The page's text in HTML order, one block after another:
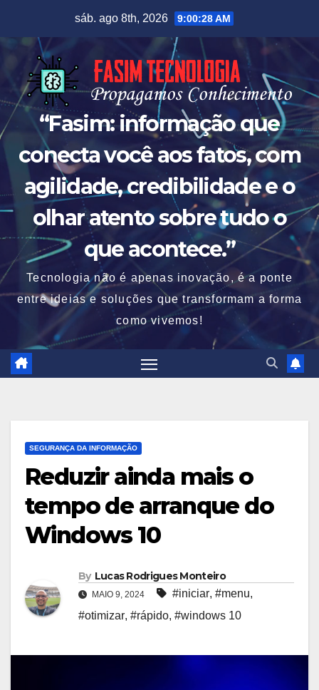
sáb. ago 8th, 2026 9:00:29 AM
“Fasim: informação que
conecta você aos fatos, com
agilidade, credibilidade e o
olhar atento sobre tudo o
que acontece.”
Tecnologia não é apenas inovação, é a ponte
entre ideias e soluções que transformam a forma
como vivemos!
SEGURANÇA DA INFORMAÇÃO
Reduzir ainda mais o
tempo de arranque do
Windows 10
By Lucas Rodrigues Monteiro
MAIO 9, 2024 #iniciar, #menu,
#otimizar, #rápido, #windows 10